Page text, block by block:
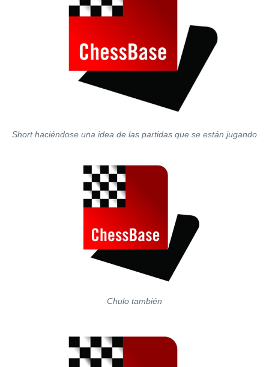
Short haciéndose una idea de las partidas que se están jugando
Chulo también